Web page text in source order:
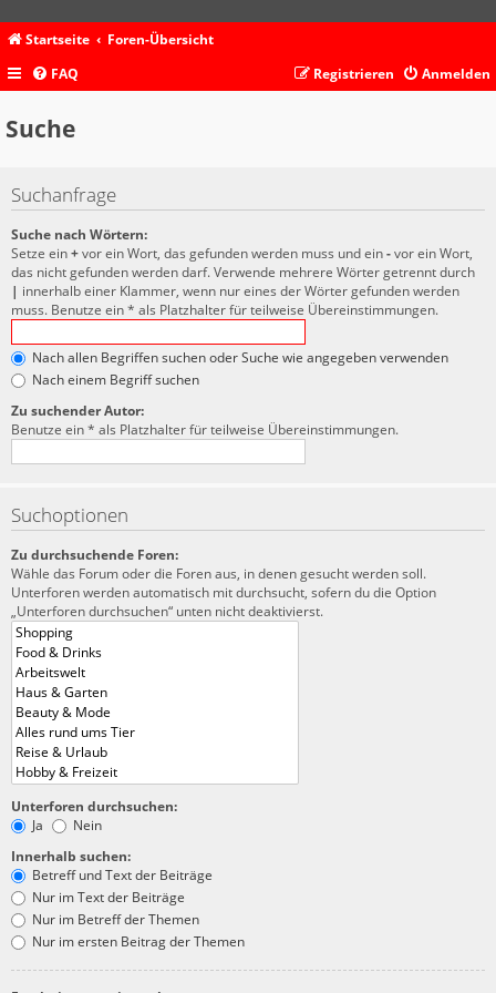
Startseite
Foren-Übersicht
FAQ
Anmelden
Registrieren
Suche
Suchanfrage
Suche nach Wörtern:
Setze ein+vor ein Wort, das gefunden werden muss und ein-vor ein Wort,
das nicht gefunden werden darf. Verwende mehrere Wörter getrennt durch
| innerhalb einer Klammer, wenn nur eines der Wörter gefunden werden
muss. Benutze ein * als Platzhalter für teilweise Übereinstimmungen.
Nach allen Begriffen suchen oder Suche wie angegeben verwenden
Nach einem Begriff suchen
Zu suchender Autor:
Benutze ein * als Platzhalter für teilweise Übereinstimmungen.
Suchoptionen
Zu durchsuchende Foren:
Wähle das Forum oder die Foren aus, in denen gesucht werden soll.
Unterforen werden automatisch mit durchsucht, sofern du die Option
„Unterforen durchsuchen“ unten nicht deaktivierst.
Unterforen durchsuchen:
Ja
Nein
Innerhalb suchen:
Betreff und Text der Beiträge
Nur im Text der Beiträge
Nur im Betreff der Themen
Nur im ersten Beitrag der Themen